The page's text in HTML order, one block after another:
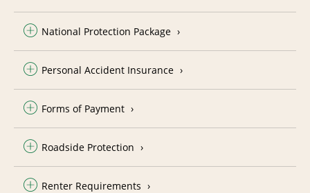
National Protection Package
Personal Accident Insurance
Forms of Payment
Roadside Protection
Renter Requirements